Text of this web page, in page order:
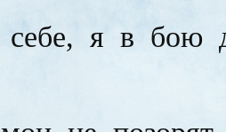
себе, я в бою